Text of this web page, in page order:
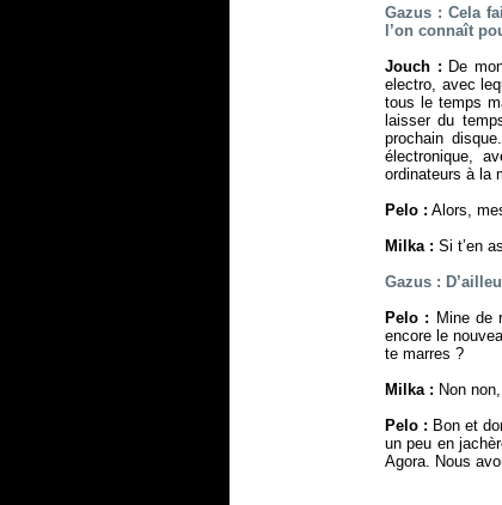
Gazus : Cela
l’on connaît
Jouch : De
electro, avec
tous le temps
laisser du
prochain
électronique,
ordinateurs à la
Pelo : Alors,
Milka : Si t’en
Gazus :
Pelo : Mine de
encore le
te marres ?
Milka : Non
Pelo : Bon et
un peu en
Agora. Nous